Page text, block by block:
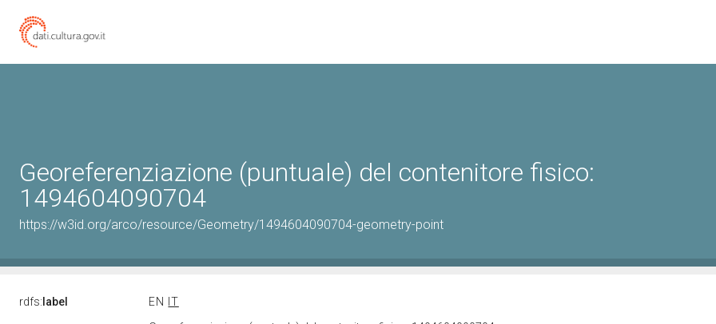
Georeferenziazione (puntuale) del contenitore fisico:
1494604090704
https://w3id.org/arco/resource/Geometry/1494604090704-geometry-point
rdfs: label EN
IT